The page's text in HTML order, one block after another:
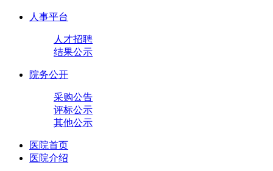
人事平台
人才招聘
结果公示
院务公开
采购公告
评标公示
其他公示
医院首页
医院介绍